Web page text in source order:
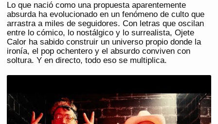
Lo que nació como una propuesta aparentemente
absurda ha evolucionado en un fenómeno de culto que
arrastra a miles de seguidores. Con letras que oscilan
entre lo cómico, lo nostálgico y lo surrealista, Ojete
Calor ha sabido construir un universo propio donde la
ironía, el pop ochentero y el absurdo conviven con
soltura. Y en directo, todo eso se multiplica.